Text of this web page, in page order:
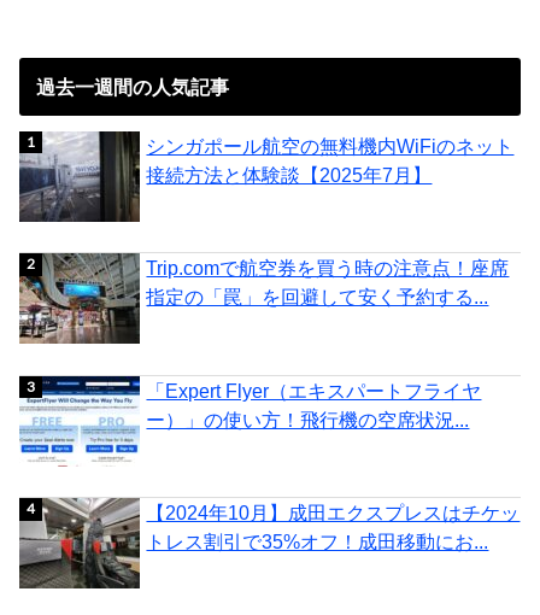
過去一週間の人気記事
シンガポール航空の無料機内WiFiのネット
接続方法と体験談【2025年7月】
Trip.comで航空券を買う時の注意点！座席
指定の「罠」を回避して安く予約する...
「Expert Flyer（エキスパートフライヤ
ー）」の使い方！飛行機の空席状況...
【2024年10月】成田エクスプレスはチケッ
トレス割引で35%オフ！成田移動にお...